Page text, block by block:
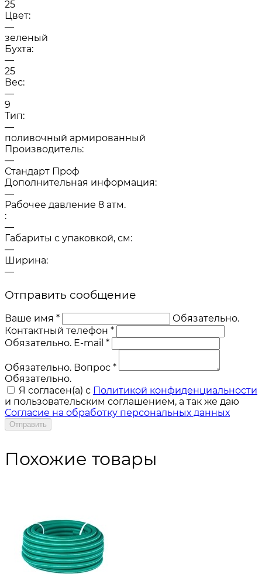
25
Цвет:
—
зеленый
Бухта:
—
25
Вес:
—
9
Тип:
—
поливочный армированный
Производитель:
—
Стандарт Проф
Дополнительная информация:
—
Рабочее давление 8 атм.
:
—
Габариты с упаковкой, см:
—
Ширина:
—
Отправить сообщение
Ваше имя *
Обязательно.
Контактный телефон *
Обязательно. E-mail *
Обязательно. Вопрос *
Обязательно.
Я согласен(a) с Политикой конфиденциальности
и пользовательским соглашением, а так же даю
Согласие на обработку персональных данных
Отправить
Похожие товары